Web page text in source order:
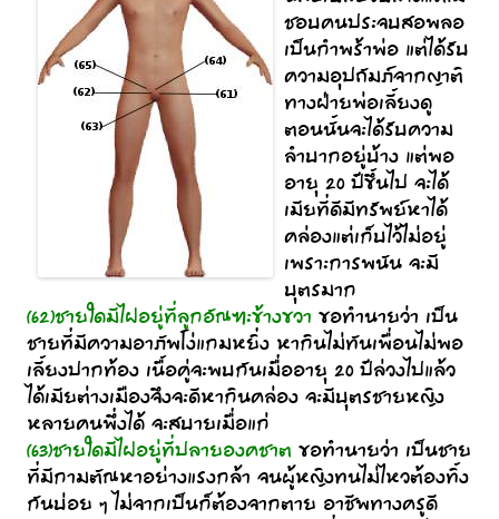
ชอบคนประจบสอพลอ
เป็นกำพร้าพ่อ แต่ได้รับ
ความอุปถัมภ์จากญาติ
ทางฝ่ายพ่อเลี้ยงดู
ตอนนั้นจะได้รับความ
ลำบากอยู่บ้าง แต่พอ
อายุ 20 ปีขึ้นไป จะได้
เมียที่ดีมีทรัพย์หาได้
คล่องแต่เก็บไว้ไม่อยู่
เพราะการพนัน จะมี
บุตรมาก
(62)ชายใดมีไฝอยู่ที่ลูกอัณฑะข้างขวา ขอทำนายว่า เป็น
ชายที่มีความอาภัพโง่แกมหยิ่ง หากินไม่ทันเพื่อนไม่พอ
เลี้ยงปากท้อง เนื้อคู่จะพบกันเมื่ออายุ 20 ปีล่วงไปแล้ว
ได้เมียต่างเมืองจึงจะดีหากินคล่อง จะมีบุตรชายหญิง
หลายคนพึ่งได้ จะสบายเมื่อแก่
(63)ชายใดมีไฝอยู่ที่ปลายองคชาต ขอทำนายว่า เป็นชาย
ที่มีกามตัณหาอย่างแรงกล้า จนผู้หญิงทนไม่ไหวต้องทิ้ง
กันบ่อย ๆ ไม่จากเป็นก็ต้องจากตาย อาชีพทางครูดี